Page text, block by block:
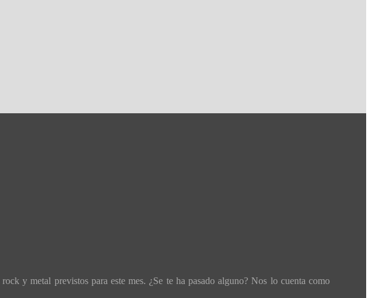
y metal previstos para este mes. ¿Se te ha pasado alguno? Nos lo cuenta como